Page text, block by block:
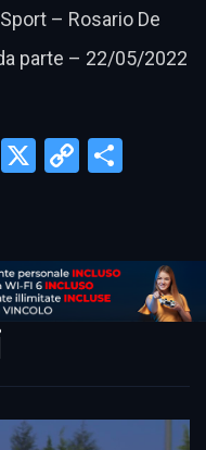
– Rosario De
parte – 22/05/2022
Telegram
X
Copy